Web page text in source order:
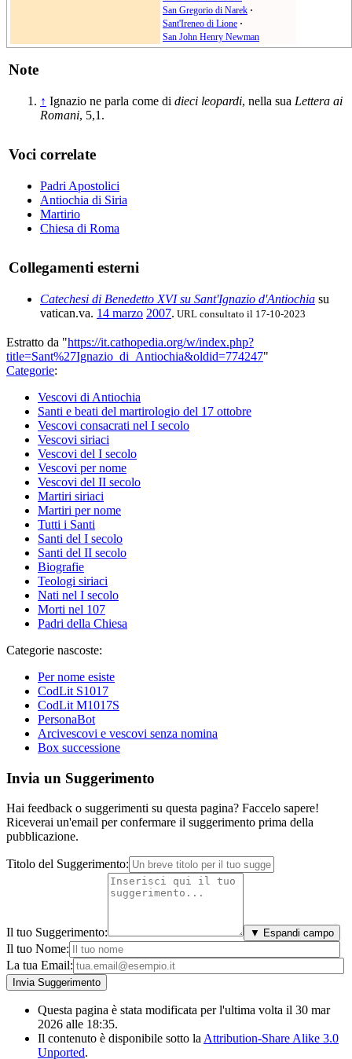
San Gregorio di Narek ·
Sant'Ireneo di Lione ·
San John Henry Newman
Note
↑ Ignazio ne parla come di dieci leopardi, nella sua Lettera ai
Romani, 5,1.
Voci correlate
Padri Apostolici
Antiochia di Siria
Martirio
Chiesa di Roma
Collegamenti esterni
Catechesi di Benedetto XVI su Sant'Ignazio d'Antiochia su
vatican.va. 14 marzo 2007. URL consultato il 17-10-2023
Estratto da "https://it.cathopedia.org/w/index.php?
title=Sant%27Ignazio_di_Antiochia&oldid=774247"
Categorie:
Vescovi di Antiochia
Santi e beati del martirologio del 17 ottobre
Vescovi consacrati nel I secolo
Vescovi siriaci
Vescovi del I secolo
Vescovi per nome
Vescovi del II secolo
Martiri siriaci
Martiri per nome
Tutti i Santi
Santi del I secolo
Santi del II secolo
Biografie
Teologi siriaci
Nati nel I secolo
Morti nel 107
Padri della Chiesa
Categorie nascoste:
Per nome esiste
CodLit S1017
CodLit M1017S
PersonaBot
Arcivescovi e vescovi senza nomina
Box successione
Invia un Suggerimento
Hai feedback o suggerimenti su questa pagina? Faccelo sapere!
Riceverai un'email per confermare il suggerimento prima della
pubblicazione.
Titolo del Suggerimento:
Il tuo Suggerimento: ▼ Espandi campo
Il tuo Nome:
La tua Email:
Questa pagina è stata modificata per l'ultima volta il 30 mar
2026 alle 18:35.
Il contenuto è disponibile sotto laAttribution-Share Alike 3.0
Unported.